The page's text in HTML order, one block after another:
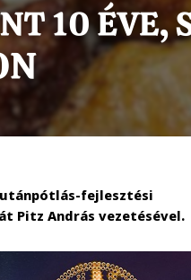
utánpótlás-fejlesztési
Pitz András vezetésével.